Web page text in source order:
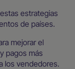
estrategias
de países.
mejorar el
pagos más
los vendedores.